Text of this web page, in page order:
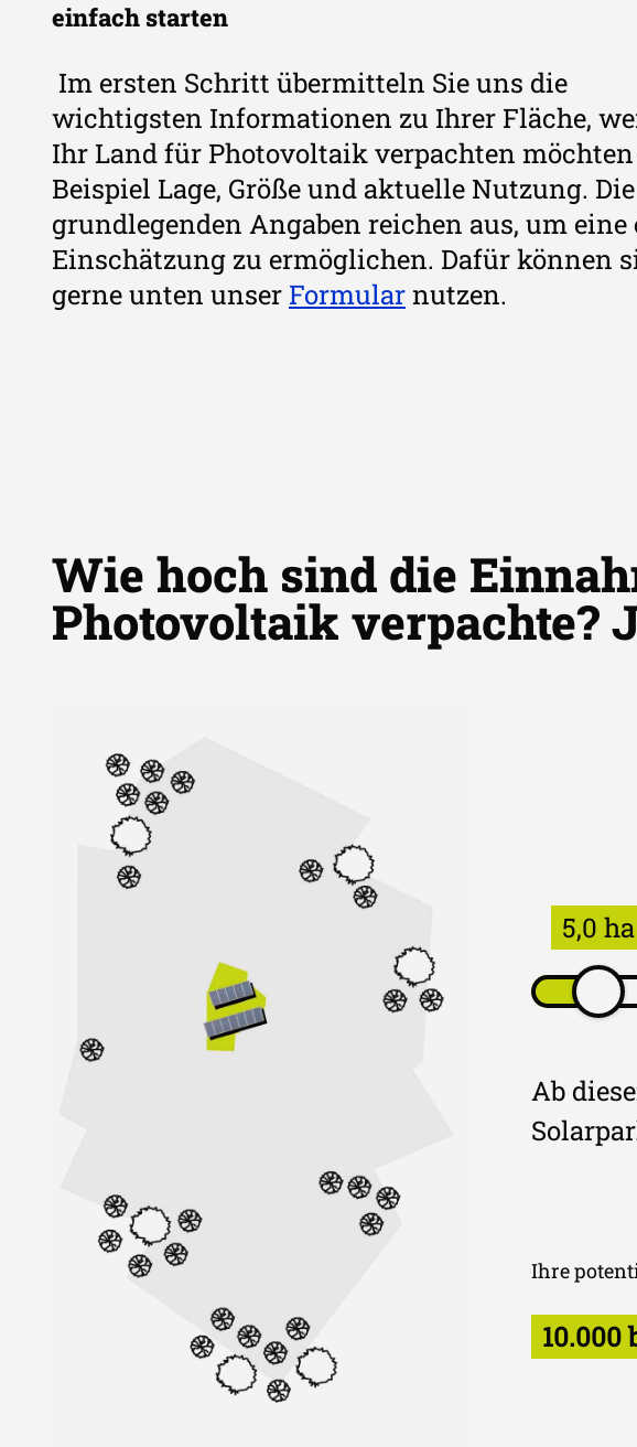
einfach starten
Im ersten Schritt übermitteln Sie uns die
wichtigsten Informationen zu Ihrer Fläche,
Ihr Land für Photovoltaik verpachten
Beispiel Lage, Größe und aktuelle Nutzung. Die
grundlegenden Angaben reichen aus, um eine
Einschätzung zu ermöglichen. Dafür können
gerne unten unser Formularnutzen.
Wie hoch sind die
Photovoltaik verpachte?
5,0 ha
Ab
Ihre
10.000